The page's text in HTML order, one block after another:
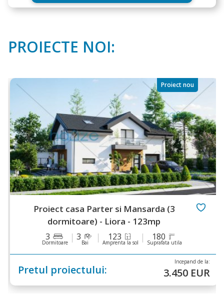
PROIECTE NOI:
Proiect casa Parter si Mansarda (3
dormitoare) - Liora - 123mp
3
Dormitoare
3
Bai
123
Amprenta la sol
180
Suprafata utila
Pretul proiectului:
Incepand de la:
3.450 EUR
Proiect nou